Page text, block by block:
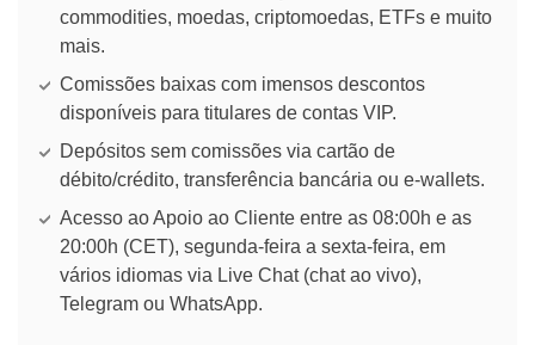
commodities, moedas, criptomoedas, ETFs e muito
mais.
Comissões baixas com imensos descontos
disponíveis para titulares de contas VIP.
Depósitos sem comissões via cartão de
débito/crédito, transferência bancária ou e-wallets.
Acesso ao Apoio ao Cliente entre as 08:00h e as
20:00h (CET), segunda-feira a sexta-feira, em
vários idiomas via Live Chat (chat ao vivo),
Telegram ou WhatsApp.